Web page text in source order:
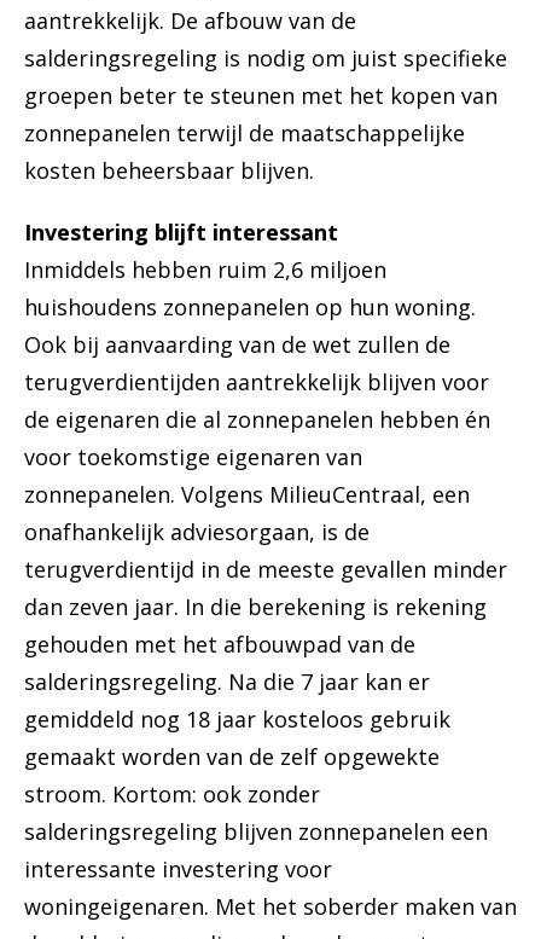
aantrekkelijk. De afbouw van de
salderingsregeling is nodig om juist specifieke
groepen beter te steunen met het kopen van
zonnepanelen terwijl de maatschappelijke
kosten beheersbaar blijven.
Investering blijft interessant
Inmiddels hebben ruim 2,6 miljoen
huishoudens zonnepanelen op hun woning.
Ook bij aanvaarding van de wet zullen de
terugverdientijden aantrekkelijk blijven voor
de eigenaren die al zonnepanelen hebben én
voor toekomstige eigenaren van
zonnepanelen. Volgens MilieuCentraal, een
onafhankelijk adviesorgaan, is de
terugverdientijd in de meeste gevallen minder
dan zeven jaar. In die berekening is rekening
gehouden met het afbouwpad van de
salderingsregeling. Na die 7 jaar kan er
gemiddeld nog 18 jaar kosteloos gebruik
gemaakt worden van de zelf opgewekte
stroom. Kortom: ook zonder
salderingsregeling blijven zonnepanelen een
interessante investering voor
woningeigenaren. Met het soberder maken van